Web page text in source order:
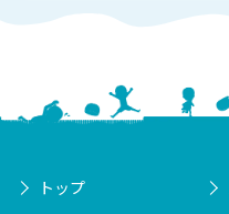
トップ